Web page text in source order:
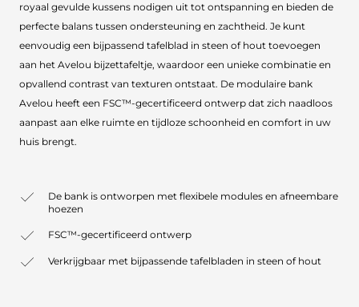
royaal gevulde kussens nodigen uit tot ontspanning en bieden de
perfecte balans tussen ondersteuning en zachtheid. Je kunt
eenvoudig een bijpassend tafelblad in steen of hout toevoegen
aan het Avelou bijzettafeltje, waardoor een unieke combinatie en
opvallend contrast van texturen ontstaat. De modulaire bank
Avelou heeft een FSC™-gecertificeerd ontwerp dat zich naadloos
aanpast aan elke ruimte en tijdloze schoonheid en comfort in uw
huis brengt.
De bank is ontworpen met flexibele modules en afneembare
hoezen
FSC™-gecertificeerd ontwerp
Verkrijgbaar met bijpassende tafelbladen in steen of hout